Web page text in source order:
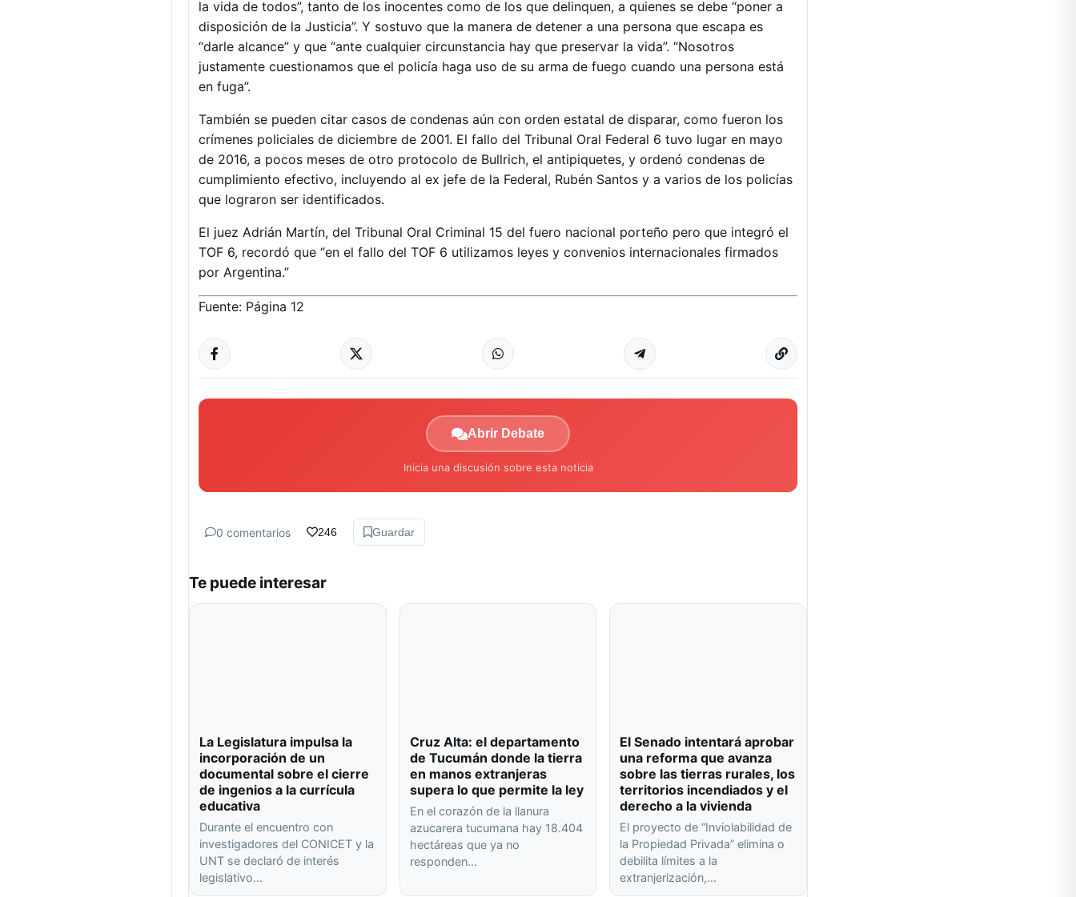
la vida de todos”, tanto de los inocentes como de los que delinquen, a quienes se debe “poner a
disposición de la Justicia”. Y sostuvo que la manera de detener a una persona que escapa es
“darle alcance” y que “ante cualquier circunstancia hay que preservar la vida”. “Nosotros
justamente cuestionamos que el policía haga uso de su arma de fuego cuando una persona está
en fuga”.
También se pueden citar casos de condenas aún con orden estatal de disparar, como fueron los
crímenes policiales de diciembre de 2001. El fallo del Tribunal Oral Federal 6 tuvo lugar en mayo
de 2016, a pocos meses de otro protocolo de Bullrich, el antipiquetes, y ordenó condenas de
cumplimiento efectivo, incluyendo al ex jefe de la Federal, Rubén Santos y a varios de los policías
que lograron ser identificados.
El juez Adrián Martín, del Tribunal Oral Criminal 15 del fuero nacional porteño pero que integró el
TOF 6, recordó que “en el fallo del TOF 6 utilizamos leyes y convenios internacionales firmados
por Argentina.”
Fuente: Página 12
Abrir Debate
Inicia una discusión sobre esta noticia
0 comentarios 246 Guardar
Te puede interesar
La Legislatura impulsa la
incorporación de un
documental sobre el cierre
de ingenios a la currícula
educativa
Durante el encuentro con
investigadores del CONICET y la
UNT se declaró de interés
legislativo…
Cruz Alta: el departamento
de Tucumán donde la tierra
en manos extranjeras
supera lo que permite la ley
En el corazón de la llanura
azucarera tucumana hay 18.404
hectáreas que ya no
responden…
El Senado intentará aprobar
una reforma que avanza
sobre las tierras rurales, los
territorios incendiados y el
derecho a la vivienda
El proyecto de “Inviolabilidad de
la Propiedad Privada” elimina o
debilita límites a la
extranjerización,…